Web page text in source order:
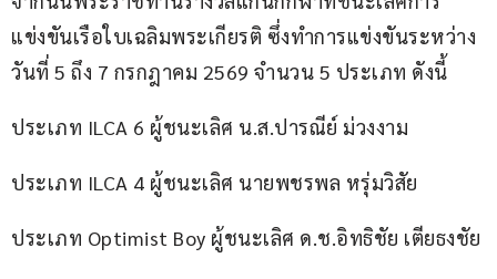
แข่งขันเรือใบเฉลิมพระเกียรติ ซึ่งทำการแข่งขันระหว่าง
วันที่ 5 ถึง 7 กรกฎาคม 2569 จำนวน 5 ประเภท ดังนี้
ประเภท ILCA 6 ผู้ชนะเลิศ น.ส.ปารณีย์ ม่วงงาม
ประเภท ILCA 4 ผู้ชนะเลิศ นายพชรพล หรุ่มวิสัย
ประเภท Optimist Boy ผู้ชนะเลิศ ด.ช.อิทธิชัย เตียธงชัย